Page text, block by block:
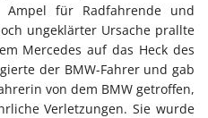
für Radfahrende und
ungeklärter Ursache prallte
Mercedes auf das Heck des
der BMW-Fahrer und gab
von dem BMW getroffen,
Verletzungen. Sie wurde